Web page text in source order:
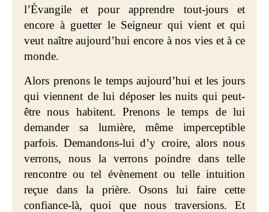
l’Évangile et pour apprendre tout-jours et
encore à guetter le Seigneur qui vient et qui
veut naître aujourd’hui encore à nos vies et à ce
monde.
Alors prenons le temps aujourd’hui et les jours
qui viennent de lui déposer les nuits qui peut-
être nous habitent. Prenons le temps de lui
demander sa lumière, même imperceptible
parfois. Demandons-lui d’y croire, alors nous
verrons, nous la verrons poindre dans telle
rencontre ou tel évènement ou telle intuition
reçue dans la prière. Osons lui faire cette
confiance-là, quoi que nous traversions. Et